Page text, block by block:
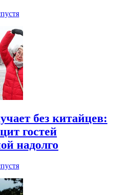
без китайцев:
гостей
надолго